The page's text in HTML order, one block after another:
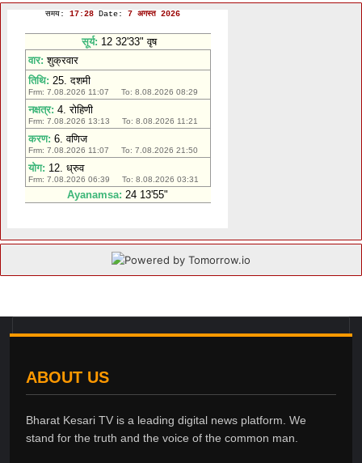
ABOUT US
Bharat Kesari TV is a leading digital news platform. We
stand for the truth and the voice of the common man.